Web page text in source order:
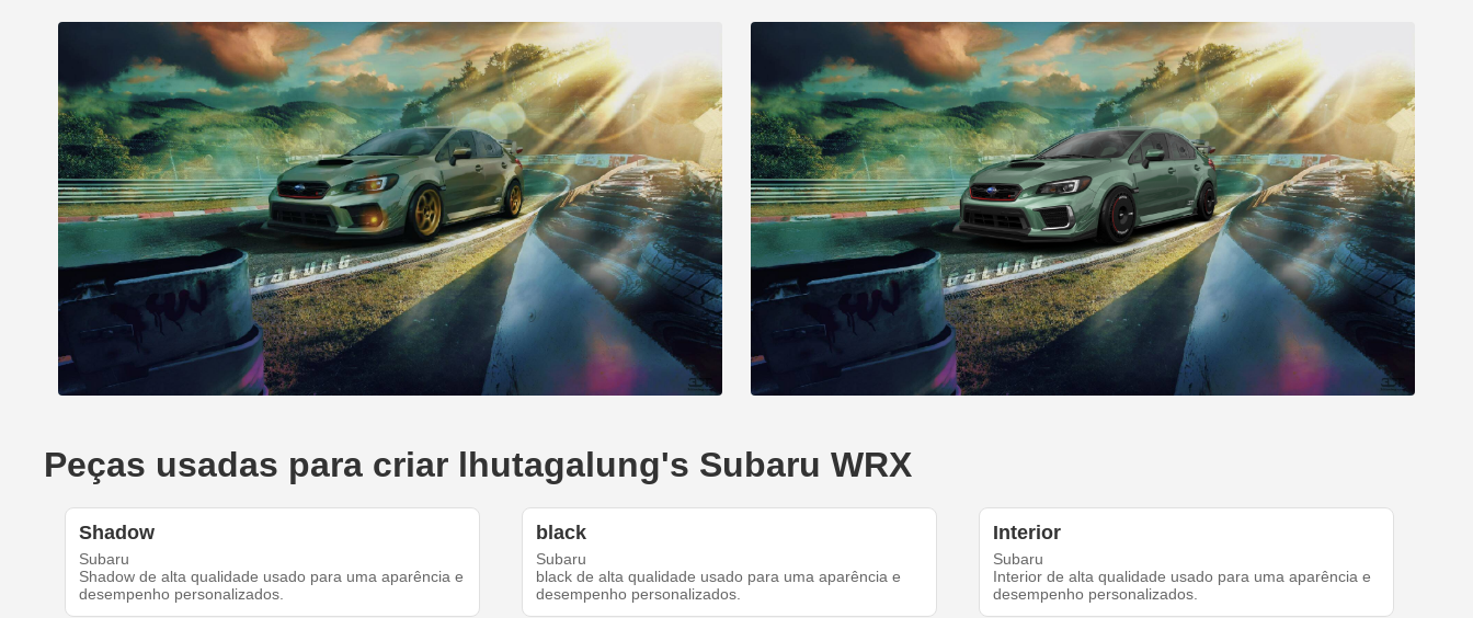
Peças usadas para criar lhutagalung's Subaru WRX
Shadow
Subaru
Shadow de alta qualidade usado para uma aparência e
desempenho personalizados.
black
Subaru
black de alta qualidade usado para uma aparência e
desempenho personalizados.
Interior
Subaru
Interior de alta qualidade usado para uma aparência e
desempenho personalizados.